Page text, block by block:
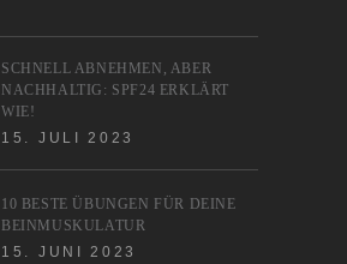
SCHNELL ABNEHMEN, ABER
NACHHALTIG: SPF24 ERKLÄRT
WIE!
15. JULI 2023
10 BESTE ÜBUNGEN FÜR DEINE
BEINMUSKULATUR
15. JUNI 2023